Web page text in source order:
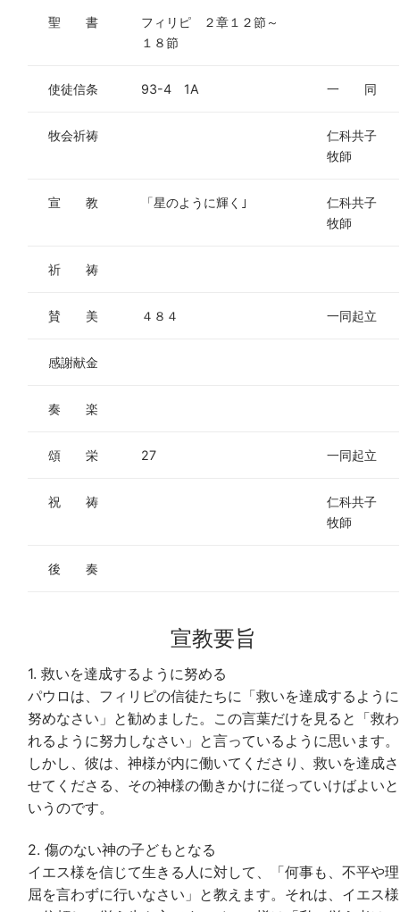
聖 書
フィリピ ２章１２節～
１８節
使徒信条 93-4 1A 一 同
牧会祈祷
仁科共子
牧師
宣 教 「星のように輝く｣
仁科共子
牧師
祈 祷
賛 美 ４８４ 一同起立
感謝献金
奏 楽
頌 栄 27 一同起立
祝 祷
仁科共子
牧師
後 奏
宣教要旨
1. 救いを達成するように努める
パウロは、フィリピの信徒たちに「救いを達成するように
努めなさい」と勧めました。この言葉だけを見ると「救わ
れるように努力しなさい」と言っているように思います。
しかし、彼は、神様が内に働いてくださり、救いを達成さ
せてくださる、その神様の働きかけに従っていけばよいと
いうのです。
2. 傷のない神の子どもとなる
イエス様を信じて生きる人に対して、「何事も、不平や理
屈を言わずに行いなさい」と教えます。それは、イエス様